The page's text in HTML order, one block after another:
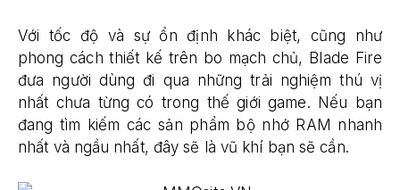
Với tốc độ và sự ổn định khác biệt, cũng như
phong cách thiết kế trên bo mạch chủ, Blade Fire
đưa người dùng đi qua những trải nghiệm thú vị
nhất chưa từng có trong thế giới game. Nếu bạn
đang tìm kiếm các sản phẩm bộ nhớ RAM nhanh
nhất và ngầu nhất, đây sẽ là vũ khí bạn sẽ cần.